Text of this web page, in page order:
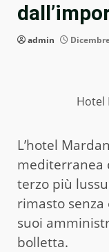
admin
Hotel
L’hotel
mediterranea
terzo più
rimasto
suoi
bolletta.